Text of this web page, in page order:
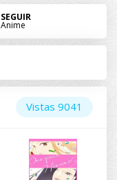
SEGUIR
Anime
Vistas 9041